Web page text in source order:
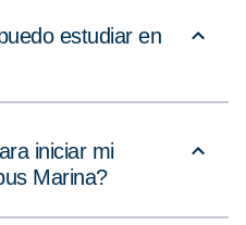
estudiar en
iniciar mi
Marina?